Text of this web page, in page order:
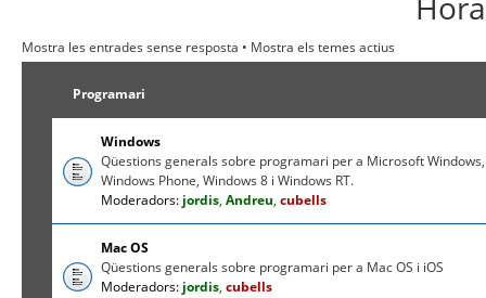
Mostra les entrades sense resposta • Mostra els temes actius
Programari
Windows
Qüestions generals sobre programari per a Microsoft Windows,
Windows Phone, Windows 8 i Windows RT.
Moderadors: jordis,Andreu,cubells
Mac OS
Qüestions generals sobre programari per a Mac OS i iOS
Moderadors: jordis,cubells